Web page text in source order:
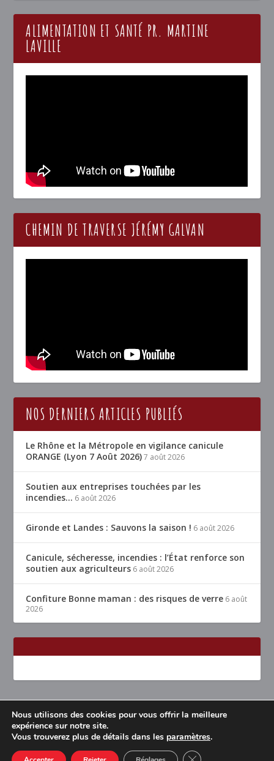
ALIMENTATION ET SANTÉ PR. MARTINE
LAVILLE
CHEMIN DE TRAVERSE JÉRÉMY GALVAN
NOS DERNIERS ARTICLES PUBLIÉS
Le Rhône et la Métropole en vigilance canicule
ORANGE (Lyon 7 Août 2026) 7 août 2026
Soutien aux entreprises touchées par les
incendies… 6 août 2026
Gironde et Landes : Sauvons la saison ! 6 août 2026
Canicule, sécheresse, incendies : l’État renforce son
soutien aux agriculteurs 6 août 2026
Confiture Bonne maman : des risques de verre 6 août
2026
Conçu parElegant Themes | Propulsé parWordPress
Accueil Restaurants Lyon & alentours
Mentions légales
Contact
Nous utilisons des cookies pour vous offrir la meilleure
expérience sur notre site.
Vous trouverez plus de détails dans les paramètres.
CLOSE GDPR